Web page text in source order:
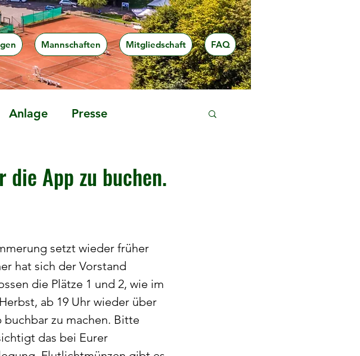
Mannschaften Mitgliedschaft FAQ
Anlage Presse
die App zu buchen.
setzt wieder früher
hat sich der Vorstand
die Plätze 1 und 2, wie im
ab 19 Uhr wieder über
buchbar zu machen. Bitte
das bei Eurer